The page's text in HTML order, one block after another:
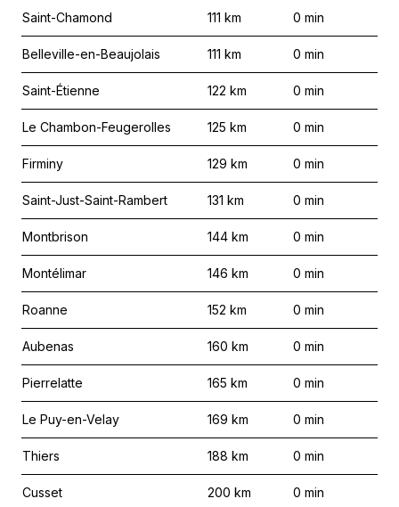
Saint-Chamond 111 km 0 min
Belleville-en-Beaujolais 111 km 0 min
Saint-Étienne 122 km 0 min
Le Chambon-Feugerolles 125 km 0 min
Firminy 129 km 0 min
Saint-Just-Saint-Rambert 131 km 0 min
Montbrison 144 km 0 min
Montélimar 146 km 0 min
Roanne 152 km 0 min
Aubenas 160 km 0 min
Pierrelatte 165 km 0 min
Le Puy-en-Velay 169 km 0 min
Thiers 188 km 0 min
Cusset 200 km 0 min